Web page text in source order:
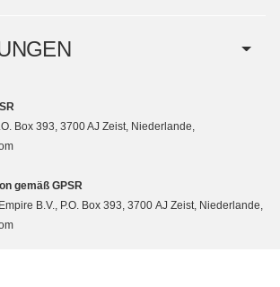
Box 393, 3700 AJ Zeist, Niederlande,
gemäß GPSR
B.V., P.O. Box 393, 3700 AJ Zeist, Niederlande,